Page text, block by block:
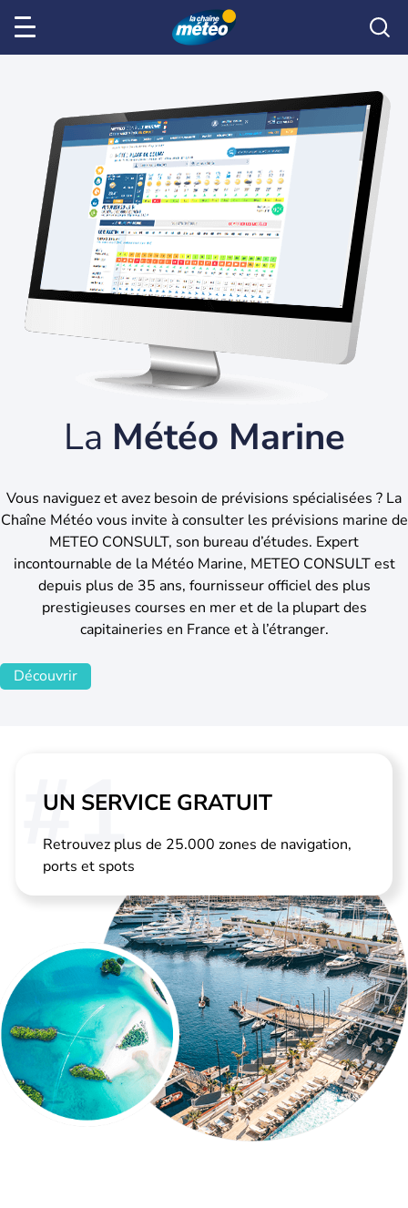
La Météo Marine
Vous naviguez et avez besoin de prévisions spécialisées ? La
Chaîne Météo vous invite à consulter les prévisions marine de
METEO CONSULT, son bureau d’études. Expert
incontournable de la Météo Marine, METEO CONSULT est
depuis plus de 35 ans, fournisseur officiel des plus
prestigieuses courses en mer et de la plupart des
capitaineries en France et à l’étranger.
Découvrir
UN SERVICE GRATUIT
Retrouvez plus de 25.000 zones de navigation,
ports et spots
#1